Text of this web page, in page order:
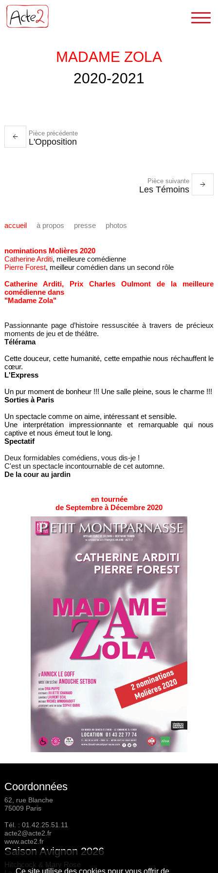
MADAME ZOLA
2020-2021
Pièce précédente
L'Opposition
Pièce suivante
Les Témoins
accueil à propos presse photos
nominations Molières 2020
Catherine Arditi, meilleure comédienne
Pierre Forest, meilleur comédien dans un second rôle
Catherine Arditi, Prix Charles Oulmont de la meilleure
comédienne dans
"Madame Zola"
Passionnante page d’histoire ressuscitée à travers de précieux
moments de jeu et de théâtre.
Télérama
Cette douceur, cette humanité, cette empathie nous réchauffent le
cœur.
L'Express
Un pur moment de bonheur !!! Une salle pleine, sous le charme !!!
Sorties à Paris
Un spectacle comme on aime, intéressant et sensible.
Une interprétation impressionnante et remarquable qui nous
captive et nous émeut tout le long.
Spectatif
Deux formidables comédiens, vous dis-je !
C'est un spectacle incontournable de cet automne.
De la cour au jardin
en tournée
de Septembre à Décembre 2020
Coordonnées
62, rue Blanche
75009 Paris
Tél. : 01.42.25.51.11
acte2@acte2.fr
www.acte2.fr
Saison Avignon 2026
Hitchcock & Mary Rose